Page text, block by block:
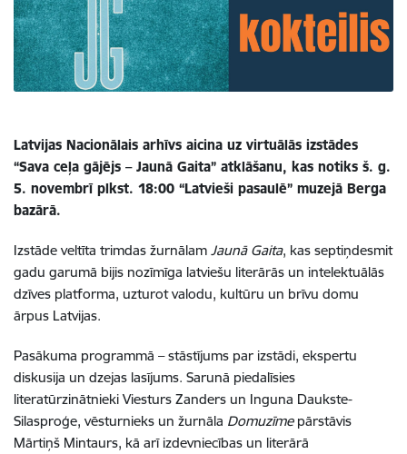
Latvijas Nacionālais arhīvs aicina uz virtuālās izstādes
“Sava ceļa gājējs – Jaunā Gaita” atklāšanu, kas notiks š. g.
5. novembrī plkst. 18:00 “Latvieši pasaulē” muzejā Berga
bazārā.
Izstāde veltīta trimdas žurnālam Jaunā Gaita, kas septiņdesmit
gadu garumā bijis nozīmīga latviešu literārās un intelektuālās
dzīves platforma, uzturot valodu, kultūru un brīvu domu
ārpus Latvijas.
Pasākuma programmā – stāstījums par izstādi, ekspertu
diskusija un dzejas lasījums. Sarunā piedalīsies
literatūrzinātnieki Viesturs Zanders un Inguna Daukste-
Silasproģe, vēsturnieks un žurnāla Domuzīmepārstāvis
Mārtiņš Mintaurs, kā arī izdevniecības un literārā